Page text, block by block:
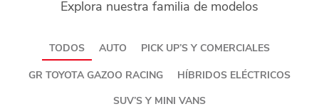
Explora nuestra familia de modelos
TODOS AUTO
PICK UP’S Y COMERCIALES
GR TOYOTA GAZOO RACING
HÍBRIDOS ELÉCTRICOS
SUV’S Y MINI VANS